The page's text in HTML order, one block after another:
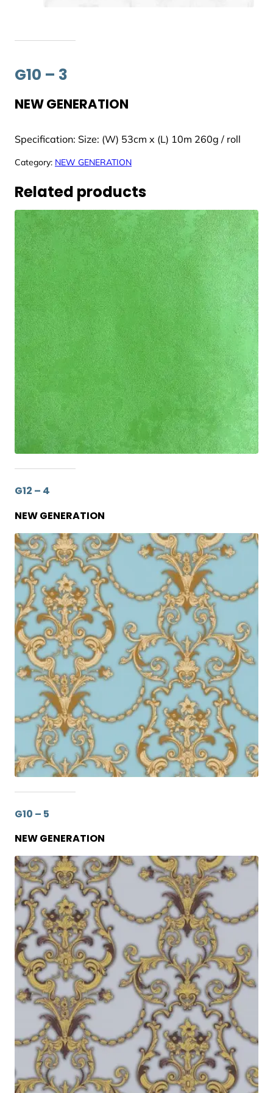
G10 – 3
NEW GENERATION
Specification: Size: (W) 53cm x (L) 10m 260g / roll
Category: NEW GENERATION
Related products
G12 – 4
NEW GENERATION
G10 – 5
NEW GENERATION